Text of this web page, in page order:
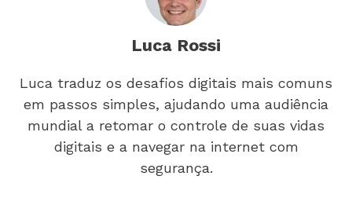
Luca Rossi
Luca traduz os desafios digitais mais comuns
em passos simples, ajudando uma audiência
mundial a retomar o controle de suas vidas
digitais e a navegar na internet com
segurança.